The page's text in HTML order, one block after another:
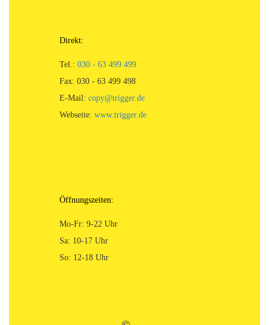
Direkt:
Tel.: 030 - 63 499 499
Fax: 030 - 63 499 498
E-Mail: copy@trigger.de
Webseite: www.trigger.de
Öffnungszeiten:
Mo-Fr: 9-22 Uhr
Sa: 10-17 Uhr
So: 12-18 Uhr